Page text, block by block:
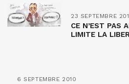
23 SEPTEMBRE
CE N’EST PAS
LIMITE LA
6 SEPTEMBRE 2010